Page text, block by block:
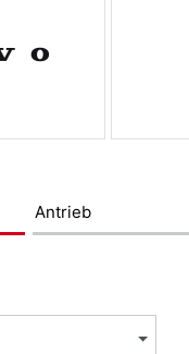
Antrieb